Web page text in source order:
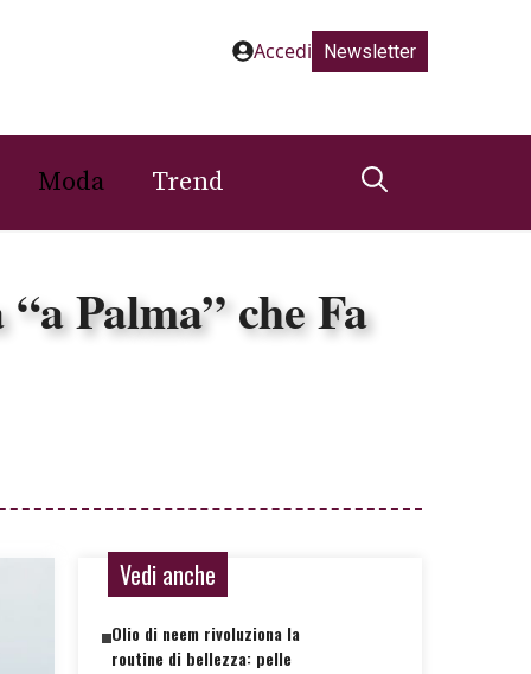
Accedi Newsletter
Moda Trend
Palma” che Fa
Vedi anche
Olio di neem rivoluziona la
routine di bellezza: pelle